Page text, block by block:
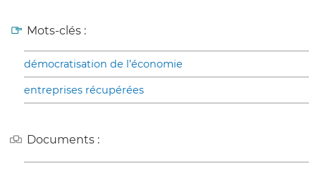
Mots-clés :
démocratisation de l’économie
entreprises récupérées
Documents :